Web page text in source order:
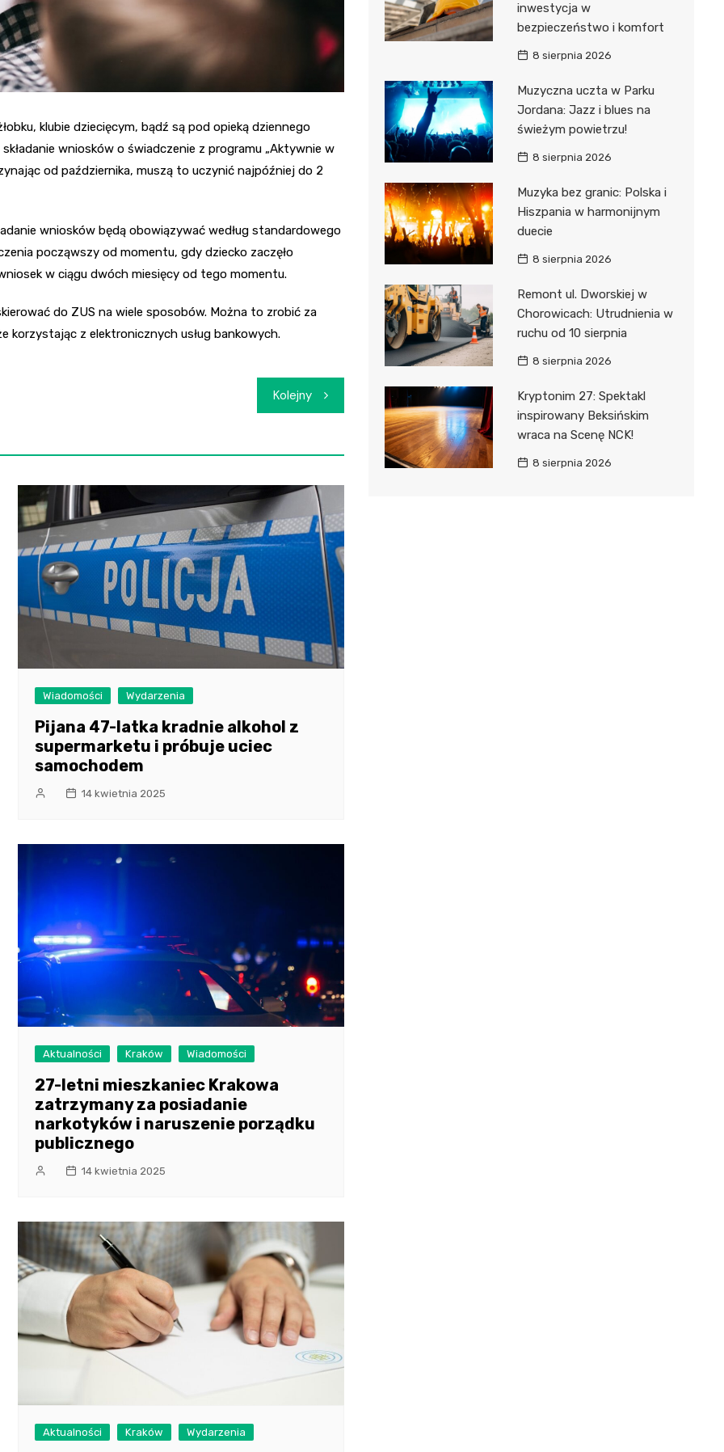
klubie dziecięcym, bądź są pod opieką dziennego
wniosków o świadczenie z programu „Aktywnie w
od października, muszą to uczynić najpóźniej do 2
wniosków będą obowiązywać według standardowego
począwszy od momentu, gdy dziecko zaczęło
w ciągu dwóch miesięcy od tego momentu.
do ZUS na wiele sposobów. Można to zrobić za
korzystając z elektronicznych usług bankowych.
Kolejny
Wiadomości Wydarzenia
Pijana 47-latka kradnie alkohol z
supermarketu i próbuje uciec
samochodem
14 kwietnia 2025
Aktualności Kraków Wiadomości
27-letni mieszkaniec Krakowa
zatrzymany za posiadanie
narkotyków i naruszenie porządku
publicznego
14 kwietnia 2025
Aktualności Kraków Wydarzenia
inwestycja w
bezpieczeństwo i komfort
8 sierpnia 2026
Muzyczna uczta w Parku
Jordana: Jazz i blues na
świeżym powietrzu!
8 sierpnia 2026
Muzyka bez granic: Polska i
Hiszpania w harmonijnym
duecie
8 sierpnia 2026
Remont ul. Dworskiej w
Chorowicach: Utrudnienia w
ruchu od 10 sierpnia
8 sierpnia 2026
Kryptonim 27: Spektakl
inspirowany Beksińskim
wraca na Scenę NCK!
8 sierpnia 2026